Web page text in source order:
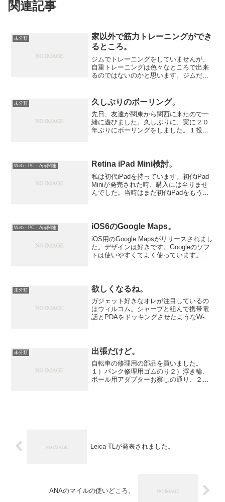
関連記事
未分類
家以外で筋力トレーニングができ
るところ。
ジムでトレーニングをしていませんが、
自重トレーニングは色々なところで出来
るのではないのかと思います。ジムだと
が億劫な時があると続かないと思いま
す。そのかわり、日常にもト...
未分類 久しぶりのボーリング。
先日、友達が関東から関西に来たので一
緒に遊びました。久しぶりに、実に２０
年ぶりにボーリングをしました。１投
本。４投目、３本。通算４本...
Web・PC・App関連 Retina iPad Mini検討。
私は初代iPadを持っています。初代iPad
Miniが発売された時、購入には至りませ
んでした。当時はまだ初代iPadをもうし
Web・PC・App関連 iOS6のGoogle Maps。
iOS用のGoogle Mapsがリリースされまし
た。デザインは好きです。Googleのソフ
トは使いやすくてよく使っています。
未分類 欲しくなるね。
ガジェット好きなオレが注目しているの
はウィルコム。シャープと組んで携帯電
話とPDAをドッキングさせたようなW-
に真剣に検討しなか...
未分類 出張だけど。
自転車の修理用の部品を買いました。
１）パンク修理用ゴムのり２）浮き輪、
ボール用アダプターお察しの通り、２）
Leica TLが発表されました。
ANAのマイルの使いどころ。